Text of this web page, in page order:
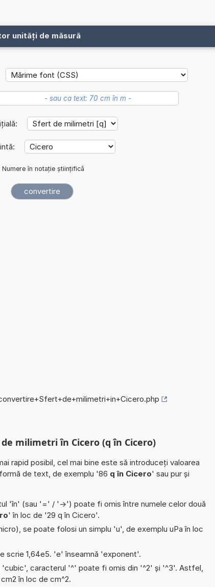
unități de măsură
Numere în notație științifică
milimetri în Cicero (q în Cicero)
rapid posibil, cel mai bine este să introduceți valoarea
de text, de exemplu '86 q în Cicero' sau pur și
'în' (sau '=' / '->') poate fi omis între numele celor două
' în loc de '29 q în Cicero'.
se poate folosi un simplu 'u', de exemplu uPa în loc
scrie 1,64e5. 'e' înseamnă 'exponent'.
caracterul '^' poate fi omis din '^2' și '^3'. Astfel,
în loc de cm^2.